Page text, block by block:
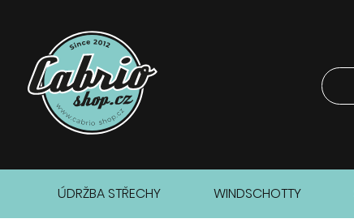
ÚDRŽBA STŘECHY WINDSCHOTTY